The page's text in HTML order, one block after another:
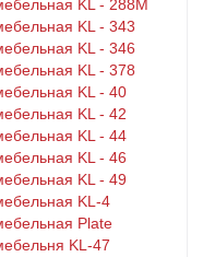
KL - 288M
KL - 343
KL - 346
KL - 378
KL - 40
KL - 42
KL - 44
KL - 46
KL - 49
KL-4
Plate
KL-47